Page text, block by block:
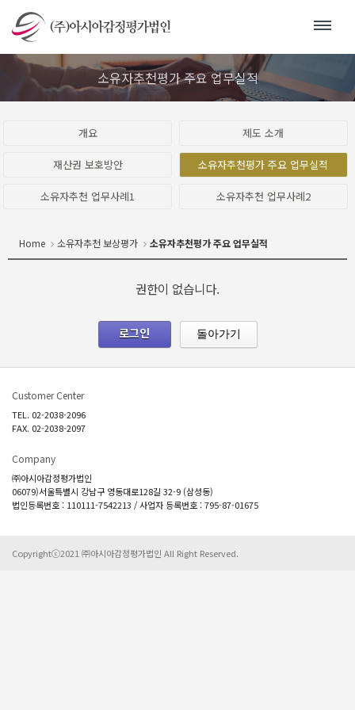
소유자추천평가 주요 업무실적
개요 제도 소개
재산권 보호방안 소유자추천평가 주요 업무실적
소유자추천 업무사례1 소유자추천 업무사례2
Home 소유자추천 보상평가 소유자추천평가 주요 업무실적
권한이 없습니다.
로그인 돌아가기
Customer Center
TEL. 02-2038-2096
FAX. 02-2038-2097
Company
㈜아시아감정평가법인
06079)서울특별시 강남구 영동대로128길 32-9 (삼성동)
법인등록번호 : 110111-7542213 / 사업자 등록번호 : 795-87-01675
Copyrightⓒ2021 ㈜아시아감정평가법인 All Right Reserved.